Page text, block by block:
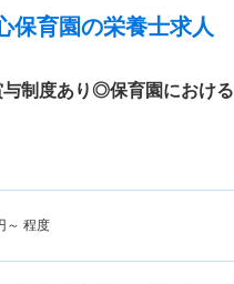
保育園の栄養士求人
与制度あり◎保育園における
～ 程度